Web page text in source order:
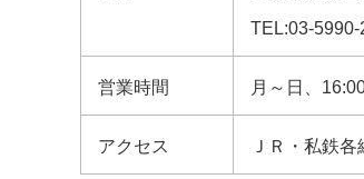
営業時間 月～日、
アクセス ＪＲ・私鉄